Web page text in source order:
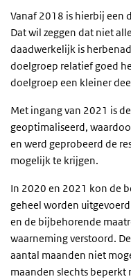
Vanaf 2018 is hierbij een
Dat wil zeggen dat niet
daadwerkelijk is
doelgroep relatief goed
doelgroep een kleiner
Met ingang van 2021 is
geoptimaliseerd,
en werd geprobeerd de
mogelijk te krijgen.
In 2020 en 2021 kon de
geheel worden
en de bijbehorende
waarneming verstoord.
aantal maanden niet
maanden slechts beperkt